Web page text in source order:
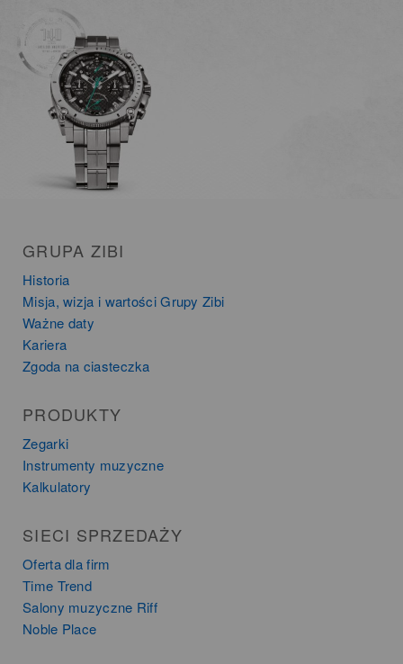
GRUPA ZIBI
Historia
Misja, wizja i wartości Grupy Zibi
Ważne daty
Kariera
Zgoda na ciasteczka
PRODUKTY
Zegarki
Instrumenty muzyczne
Kalkulatory
SIECI SPRZEDAŻY
Oferta dla firm
Time Trend
Salony muzyczne Riff
Noble Place